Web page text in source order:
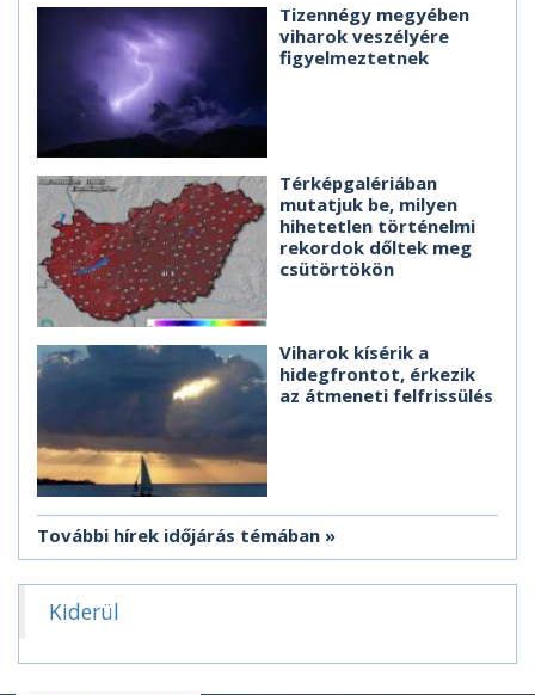
Tizennégy megyében
viharok veszélyére
figyelmeztetnek
Térképgalériában
mutatjuk be, milyen
hihetetlen történelmi
rekordok dőltek meg
csütörtökön
Viharok kísérik a
hidegfrontot, érkezik
az átmeneti felfrissülés
További hírek időjárás témában
Kiderül